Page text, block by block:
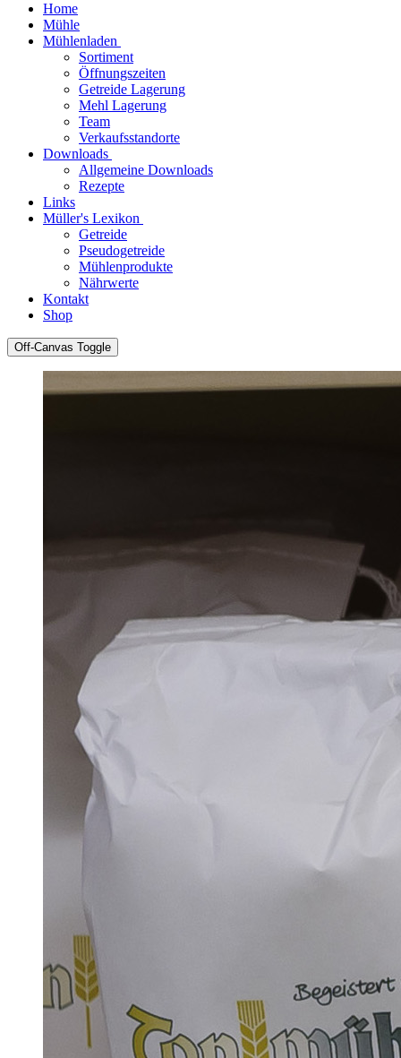
Home
Mühle
Mühlenladen
Sortiment
Öffnungszeiten
Getreide Lagerung
Mehl Lagerung
Team
Verkaufsstandorte
Downloads
Allgemeine Downloads
Rezepte
Links
Müller's Lexikon
Getreide
Pseudogetreide
Mühlenprodukte
Nährwerte
Kontakt
Shop
Off-Canvas Toggle